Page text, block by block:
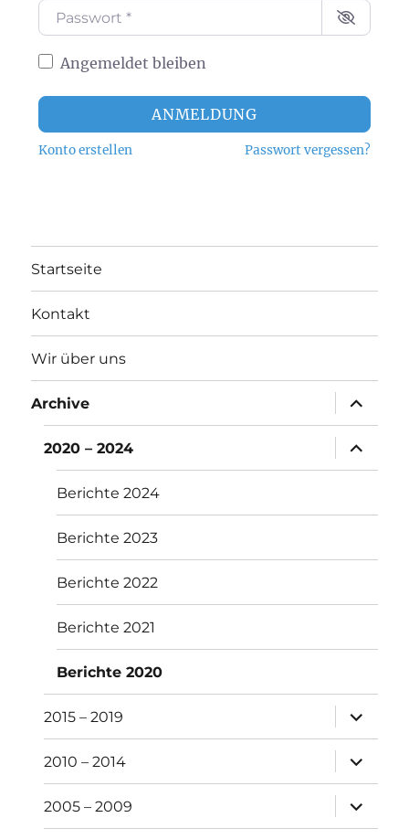
Passwort*
Angemeldet bleiben
ANMELDUNG
Konto erstellen Passwort vergessen?
Startseite
Kontakt
Wir über uns
Archive
anzeigen
2020 – 2024
anzeigen
Berichte 2024
Berichte 2023
Berichte 2022
Berichte 2021
Berichte 2020
2015 – 2019
anzeigen
2010 – 2014
anzeigen
2005 – 2009
anzeigen